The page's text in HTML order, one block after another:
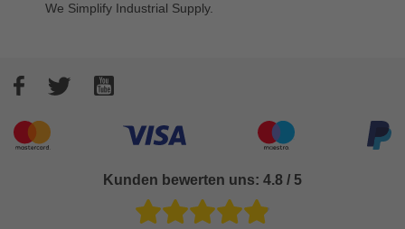
We Simplify Industrial Supply.
FacebookTwitterYouTube
Kunden bewerten uns: 4.8 / 5